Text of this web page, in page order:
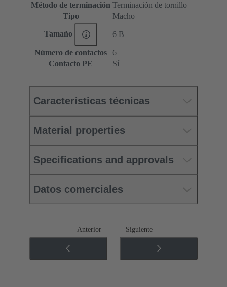
Método de terminación Terminación de tornillo
Tipo
Macho
Tamaño 6 B
Número de contactos
6
Contacto PE
Sí
Características técnicas
Material properties
Specifications and approvals
Datos comerciales
Anterior Siguiente